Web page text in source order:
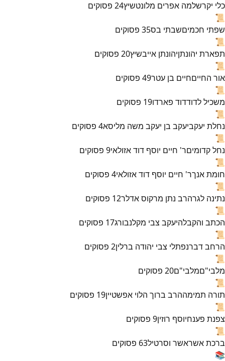
כלי יקרשלמה אפרים מלונטשיץ24 פסוקים
📜
שפתי חכמיםשבתי בס35 פסוקים
📜
תפארת יהונתןיהונתן אייבשיץ20 פסוקים
📜
אור החייםחיים בן עטר49 פסוקים
📜
משכיל לדודדוד פארדו19 פסוקים
📜
נחלת יעקביעקב בן יעקב משה מליסא4 פסוקים
📜
נחל קדומיםר' חיים יוסף דוד אזולאי9 פסוקים
📜
חומת אנךר' חיים יוסף דוד אזולאי4 פסוקים
📜
נתינה לגרהרב נתן מרקוס אדלר12 פסוקים
📜
הכתב והקבלהיעקב צבי מקלנבורג17 פסוקים
📜
הרחב דברנפתלי צבי יהודה ברלין2 פסוקים
📜
מלבי"םמלבי"ם20 פסוקים
📜
תורה תמימההרב ברוך הלוי אפשטיין19 פסוקים
📜
צפנת פענחיוסף רוזין9 פסוקים
📜
ברכת אשראשר וסרטיל63 פסוקים
📚